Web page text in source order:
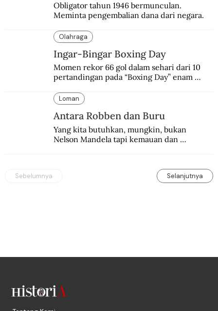
Obligator tahun 1946 bermunculan.
Meminta pengembalian dana dari negara.
Olahraga
Ingar-Bingar Boxing Day
Momen rekor 66 gol dalam sehari dari 10
pertandingan pada “Boxing Day” enam
Manchester United 6-1.
Loman
Antara Robben dan Buru
Yang kita butuhkan, mungkin, bukan
Nelson Mandela tapi kemauan dan
Sebelumnya Selanjutnya